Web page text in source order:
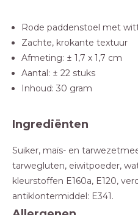
Rode paddenstoel met
Zachte, krokante textuur
Afmeting: ± 1,7 x 1,7 cm
Aantal: ± 22 stuks
Inhoud: 30 gram
Ingrediënten
Suiker, maïs- en
tarwegluten, eiwitpoeder,
kleurstoffen E160a, E120,
antiklontermiddel: E341.